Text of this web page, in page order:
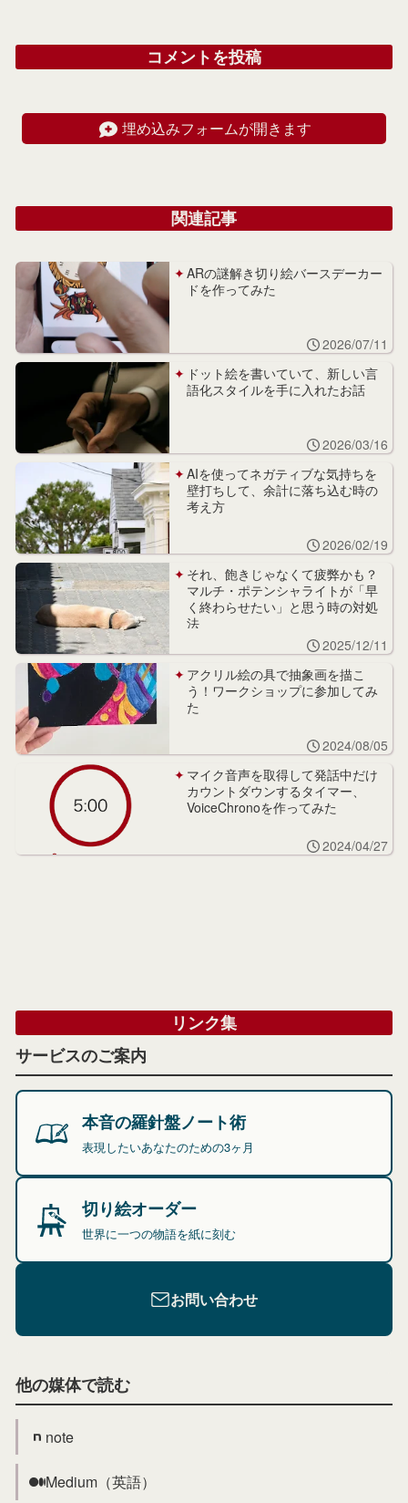
コメントを投稿
埋め込みフォームが開きます
関連記事
ARの謎解き切り絵バースデーカー
ドを作ってみた
2026/07/11
ドット絵を書いていて、新しい言
語化スタイルを手に入れたお話
2026/03/16
AIを使ってネガティブな気持ちを
壁打ちして、余計に落ち込む時の
考え方
2026/02/19
それ、飽きじゃなくて疲弊かも？
マルチ・ポテンシャライトが「早
く終わらせたい」と思う時の対処
法
2025/12/11
アクリル絵の具で抽象画を描こ
う！ワークショップに参加してみ
た
2024/08/05
マイク音声を取得して発話中だけ
カウントダウンするタイマー、
VoiceChronoを作ってみた
2024/04/27
リンク集
サービスのご案内
本音の羅針盤ノート術
表現したいあなたのための3ヶ月
切り絵オーダー
世界に一つの物語を紙に刻む
お問い合わせ
他の媒体で読む
note
Medium（英語）